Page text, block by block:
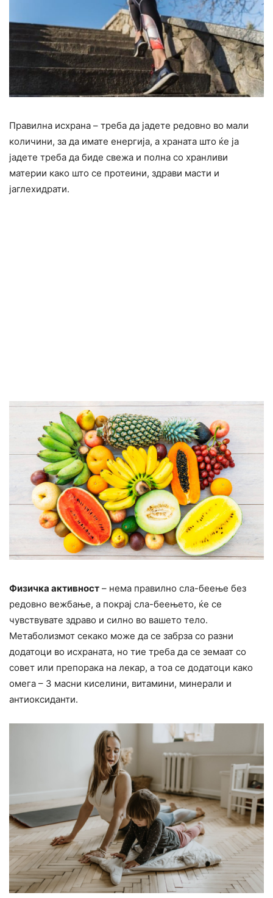
Правилна исхрана – треба да јадете редовно во мали
количини, за да имате енергија, а храната што ќе ја
јадете треба да биде свежа и полна со хранливи
материи како што се протеини, здрави масти и
јаглехидрати.
Физичка активност – нема правилно сла-беење без
редовно вежбање, а покрај сла-беењето, ќе се
чувствувате здраво и силно во вашето тело.
Метаболизмот секако може да се забрза со разни
додатоци во исхраната, но тие треба да се земаат со
совет или препорака на лекар, а тоа се додатоци како
омега – 3 масни киселини, витамини, минерали и
антиоксиданти.